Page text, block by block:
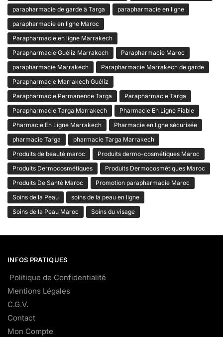
parapharmacie de garde à Targa
parapharmacie en ligne
parapharmacie en ligne Maroc
Parapharmacie en ligne Marrakech
Parapharmacie Guéliz Marrakech
Parapharmacie Maroc
parapharmacie Marrakech
Parapharmacie Marrakech de garde
Parapharmacie Marrakech Guéliz
Parapharmacie Permanence Targa
Parapharmacie Targa
Parapharmacie Targa Marrakech
Pharmacie En Ligne Fiable
Pharmacie En Ligne Marrakech
Pharmacie en ligne sécurisée
pharmacie Targa
pharmacie Targa Marrakech
Produits de beauté maroc
Produits dermo-cosmétiques Maroc
Produits Dermocosmétiques
Produits Dermocosmétiques Maroc
Produits De Santé Maroc
Promotion parapharmacie Maroc
Soins de la Peau
soins de la peau en ligne
Soins de la Peau Maroc
Soins du visage
INFOS PRATIQUES
Politique de Confidentialité
Mentions Légales
C.G.V.
Contact
Mon Compte